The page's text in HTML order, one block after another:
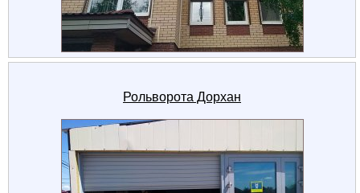
Рольворота Дорхан